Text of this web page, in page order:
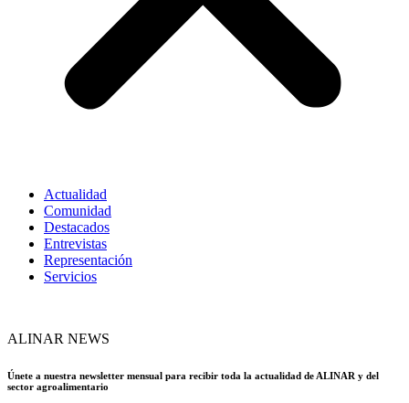
Actualidad
Comunidad
Destacados
Entrevistas
Representación
Servicios
ALINAR NEWS
Únete a nuestra newsletter mensual para recibir toda la actualidad de ALINAR y del
sector agroalimentario